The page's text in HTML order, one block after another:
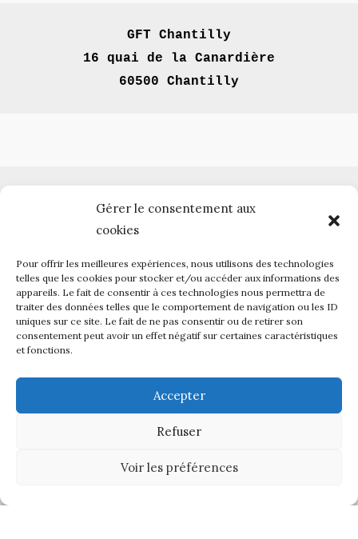
Gérer le consentement aux
cookies
Pour offrir les meilleures expériences, nous utilisons des technologies
telles que les cookies pour stocker et/ou accéder aux informations des
appareils. Le fait de consentir à ces technologies nous permettra de
traiter des données telles que le comportement de navigation ou les ID
uniques sur ce site. Le fait de ne pas consentir ou de retirer son
consentement peut avoir un effet négatif sur certaines caractéristiques
et fonctions.
Accepter
Refuser
Voir les préférences
GFT Chantilly
16 quai de la Canardière
60500 Chantilly
Vendredi de 10h à 12h et de 14h à 16h
.
03 44 57 84 91
06 42 41 46 86